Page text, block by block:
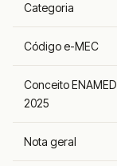
Categoria
Código e-MEC
Conceito ENAMED
2025
Nota geral